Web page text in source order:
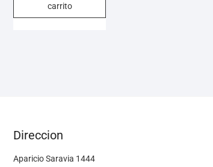
carrito
Direccion
Aparicio Saravia 1444